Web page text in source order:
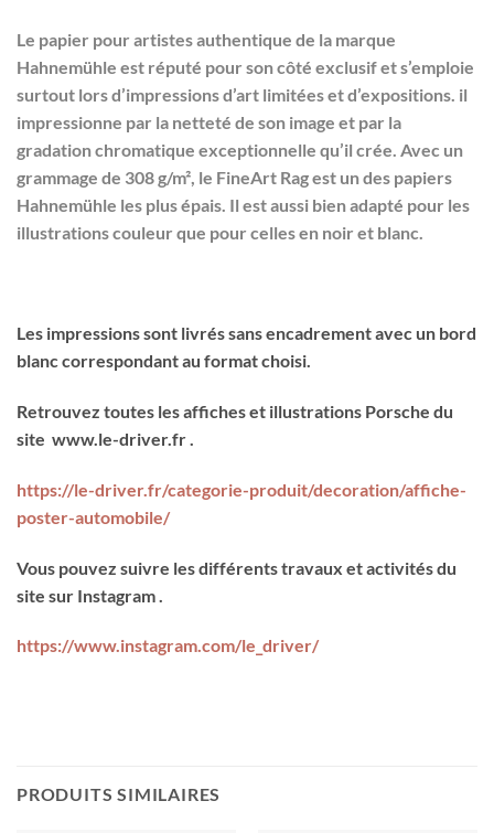
Le papier pour artistes authentique de la marque
Hahnemühle est réputé pour son côté exclusif et s’emploie
surtout lors d’impressions d’art limitées et d’expositions. il
impressionne par la netteté de son image et par la
gradation chromatique exceptionnelle qu’il crée. Avec un
grammage de 308 g/m², le FineArt Rag est un des papiers
Hahnemühle les plus épais. Il est aussi bien adapté pour les
illustrations couleur que pour celles en noir et blanc.
Les impressions sont livrés sans encadrement avec un bord
blanc correspondant au format choisi.
Retrouvez toutes les affiches et illustrations Porsche du
site www.le-driver.fr .
https://le-driver.fr/categorie-produit/decoration/affiche-
poster-automobile/
Vous pouvez suivre les différents travaux et activités du
site sur Instagram .
https://www.instagram.com/le_driver/
PRODUITS SIMILAIRES